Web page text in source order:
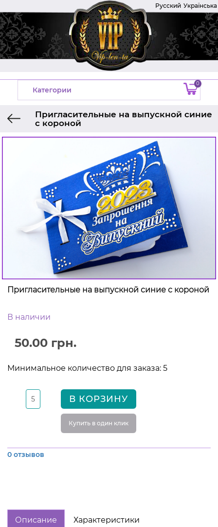
Русский Українська
Категории
0
Пригласительные на выпускной синие
с короной
Приглашение на выпускной
Пригласительные на выпускной синие с короной
В наличии
50.00 грн.
Минимальное количество для заказа: 5
В КОРЗИНУ
Купить в один клик
0 отзывов
Описание Характеристики